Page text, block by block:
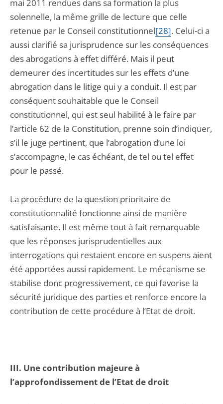
mai 2011 rendues dans sa formation la plus
solennelle, la même grille de lecture que celle
retenue par le Conseil constitutionnel[28]. Celui-ci a
aussi clarifié sa jurisprudence sur les conséquences
des abrogations à effet différé. Mais il peut
demeurer des incertitudes sur les effets d’une
abrogation dans le litige qui y a conduit. Il est par
conséquent souhaitable que le Conseil
constitutionnel, qui est seul habilité à le faire par
l’article 62 de la Constitution, prenne soin d’indiquer,
s’il le juge pertinent, que l’abrogation d’une loi
s’accompagne, le cas échéant, de tel ou tel effet
pour le passé.
La procédure de la question prioritaire de
constitutionnalité fonctionne ainsi de manière
satisfaisante. Il est même tout à fait remarquable
que les réponses jurisprudentielles aux
interrogations qui restaient encore en suspens aient
été apportées aussi rapidement. Le mécanisme se
stabilise donc progressivement, ce qui favorise la
sécurité juridique des parties et renforce encore la
contribution de cette procédure à l’Etat de droit.
III. Une contribution majeure à
l’approfondissement de l’Etat de droit